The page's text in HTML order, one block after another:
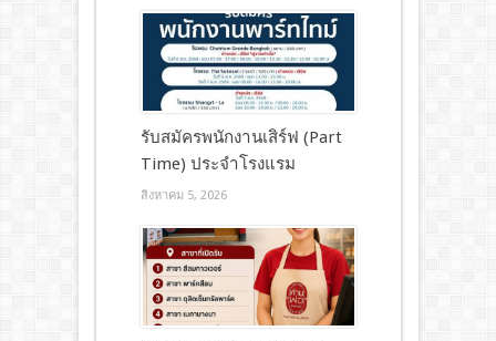
รับสมัครพนักงานเสิร์ฟ (Part
Time) ประจำโรงแรม
สิงหาคม 5, 2026